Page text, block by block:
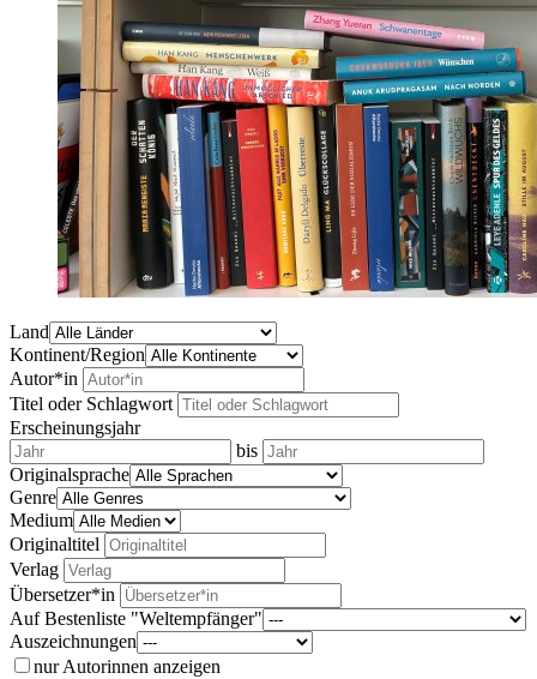
Land
Kontinent/Region
Autor*in
Titel oder Schlagwort
Erscheinungsjahr
bis
Originalsprache
Genre
Medium
Originaltitel
Verlag
Übersetzer*in
Auf Bestenliste "Weltempfänger"
Auszeichnungen
nur Autorinnen anzeigen